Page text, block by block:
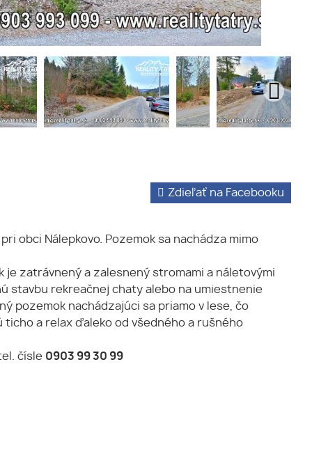
Zdieľať na Facebooku
obci Nálepkovo. Pozemok sa nachádza mimo
je zatrávnený a zalesnený stromami a náletovými
stavbu rekreačnej chaty alebo na umiestnenie
pozemok nachádzajúci sa priamo v lese, čo
a relax ďaleko od všedného a rušného
čísle 0903 99 30 99